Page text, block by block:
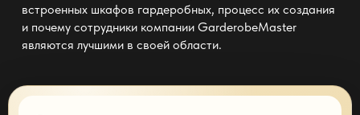
встроенных шкафов гардеробных, процесс их создания
и почему сотрудники компании GarderobeMaster
являются лучшими в своей области.